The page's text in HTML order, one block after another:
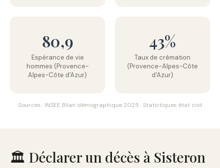
80,9
Espérance de vie
hommes (Provence-
Alpes-Côte d'Azur)
43%
Taux de crémation
(Provence-Alpes-Côte
d'Azur)
Sources : INSEE Bilan démographique 2025 · Statistiques état civil
🏛️ Déclarer un décès à Sisteron